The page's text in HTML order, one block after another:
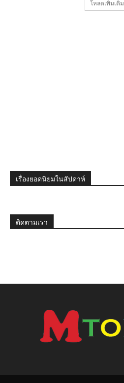
โหลดเพิ่มเติม
เรื่องยอดนิยมในสัปดาห์
ติดตามเรา